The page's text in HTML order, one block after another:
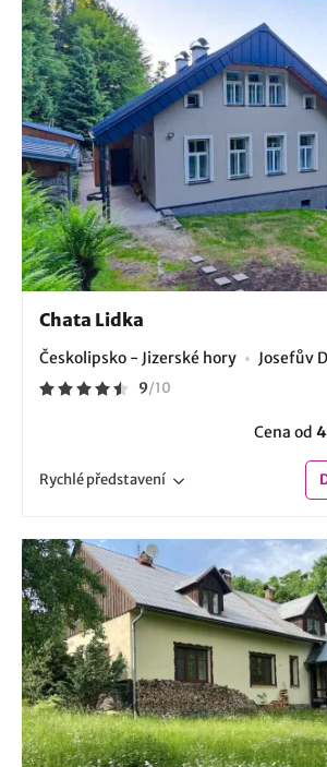
Chata Lidka
Českolipsko - Jizerské hory Josefův
9/10
Cena od
Rychlépředstavení